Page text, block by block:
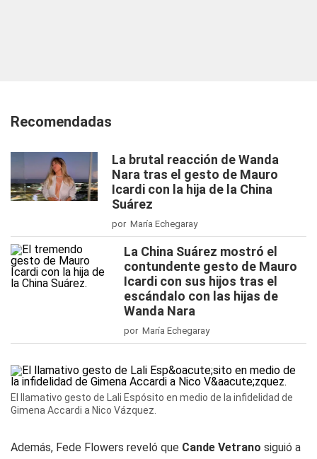
Recomendadas
La brutal reacción de Wanda
Nara tras el gesto de Mauro
Icardi con la hija de la China
Suárez
por María Echegaray
La China Suárez mostró el
contundente gesto de Mauro
Icardi con sus hijos tras el
escándalo con las hijas de
Wanda Nara
por María Echegaray
El llamativo gesto de Lali Espósito en medio de la infidelidad de
Gimena Accardi a Nico Vázquez.
Además, Fede Flowers reveló que Cande Vetrano siguió a